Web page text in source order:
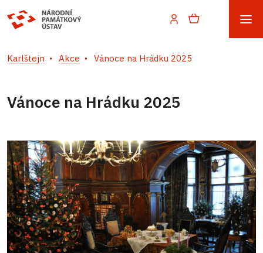
Karlštejn Akce Vánoce na Hrádku 2025
Vánoce na Hrádku 2025